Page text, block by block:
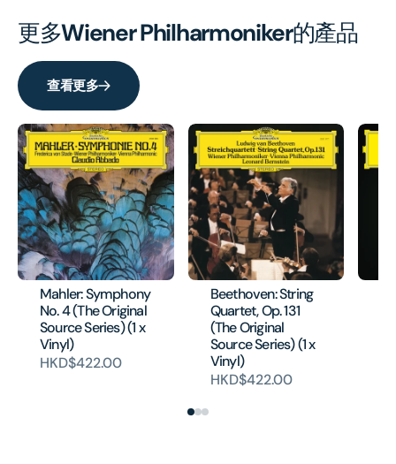
更多Wiener Philharmoniker的產品
查看更多
Mahler: Symphony
No. 4 (The Original
Source Series) (1 x
Vinyl)
HKD$422.00
Beethoven: String
Quartet, Op. 131
(The Original
Source Series) (1 x
Vinyl)
HKD$422.00